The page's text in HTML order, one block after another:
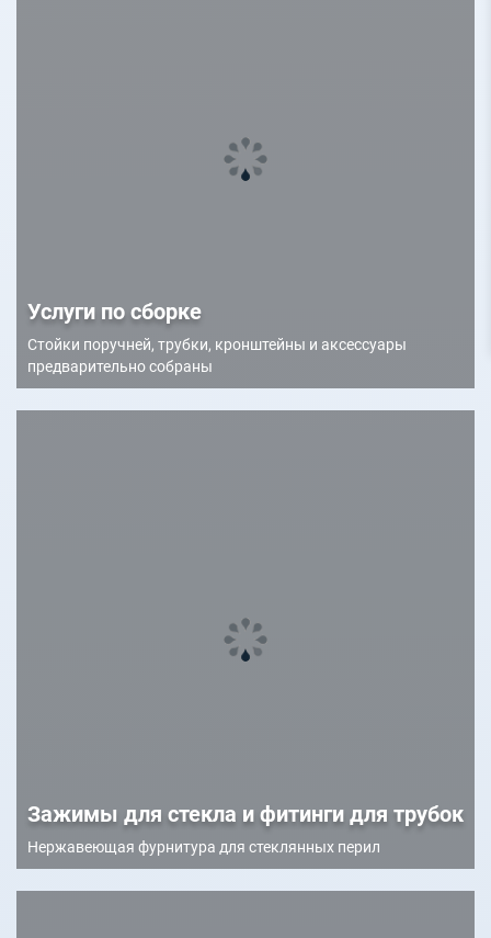
Услуги по сборке
Стойки поручней, трубки, кронштейны и аксессуары
предварительно собраны
Зажимы для стекла и фитинги для трубок
Нержавеющая фурнитура для стеклянных перил